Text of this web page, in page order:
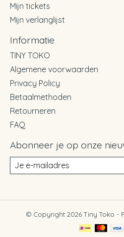
Mijn tickets
Mijn verlanglijst
Informatie
TINY TOKO
Algemene voorwaarden
Privacy Policy
Betaalmethoden
Retourneren
FAQ
Abonneer je op onze
© Copyright 2026 Tiny Toko -